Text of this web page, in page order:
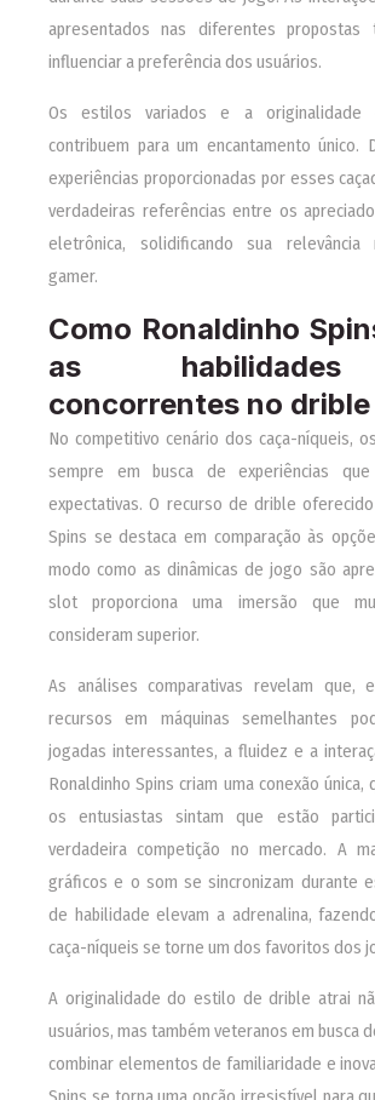
apresentados nas diferentes propostas
influenciar a preferência dos usuários.
Os estilos variados e a originalidade
contribuem para um encantamento único.
experiências proporcionadas por esses
verdadeiras referências entre os
eletrônica, solidificando sua relevância
gamer.
Como Ronaldinho
as
concorrentes no drible
No competitivo cenário dos caça-níqueis,
sempre em busca de experiências
expectativas. O recurso de drible
Spins se destaca em comparação às
modo como as dinâmicas de jogo são
slot proporciona uma imersão que
consideram superior.
As análises comparativas revelam que,
recursos em máquinas semelhantes
jogadas interessantes, a fluidez e a
Ronaldinho Spins criam uma conexão única,
os entusiastas sintam que estão
verdadeira competição no mercado. A
gráficos e o som se sincronizam durante
de habilidade elevam a adrenalina,
caça-níqueis se torne um dos favoritos dos
A originalidade do estilo de drible atrai
usuários, mas também veteranos em busca
combinar elementos de familiaridade e